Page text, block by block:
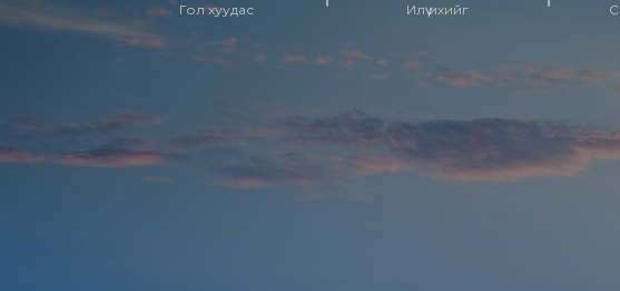
Гол хуудас Илүү ихийг